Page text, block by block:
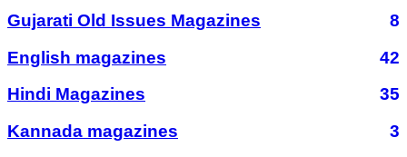
Gujarati Old Issues Magazines
8
English magazines
42
Hindi Magazines
35
Kannada magazines
3